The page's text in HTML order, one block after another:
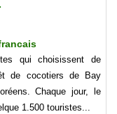
qui choisissent de
de cocotiers de Bay
Chaque jour, le
1.500 touristes...